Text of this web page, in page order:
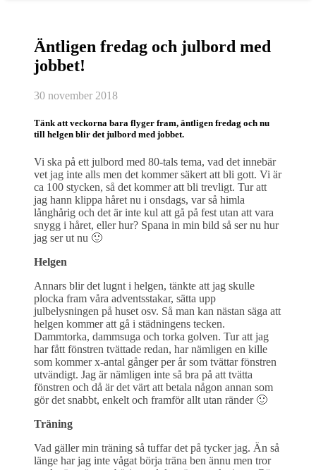
Äntligen fredag och julbord med
jobbet!
30 november 2018
Tänk att veckorna bara flyger fram, äntligen fredag och nu
till helgen blir det julbord med jobbet.
Vi ska på ett julbord med 80-tals tema, vad det innebär
vet jag inte alls men det kommer säkert att bli gott. Vi är
ca 100 stycken, så det kommer att bli trevligt. Tur att
jag hann klippa håret nu i onsdags, var så himla
långhårig och det är inte kul att gå på fest utan att vara
snygg i håret, eller hur? Spana in min bild så ser nu hur
jag ser ut nu 🙂
Helgen
Annars blir det lugnt i helgen, tänkte att jag skulle
plocka fram våra adventsstakar, sätta upp
julbelysningen på huset osv. Så man kan nästan säga att
helgen kommer att gå i städningens tecken.
Dammtorka, dammsuga och torka golven. Tur att jag
har fått fönstren tvättade redan, har nämligen en kille
som kommer x-antal gånger per år som tvättar fönstren
utvändigt. Jag är nämligen inte så bra på att tvätta
fönstren och då är det värt att betala någon annan som
gör det snabbt, enkelt och framför allt utan ränder 🙂
Träning
Vad gäller min träning så tuffar det på tycker jag. Än så
länge har jag inte vågat börja träna ben ännu men tror